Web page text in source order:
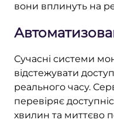
вони вплинуть на
Сучасні системи
відстежувати
реального часу.
перевіряє
хвилин та миттєво